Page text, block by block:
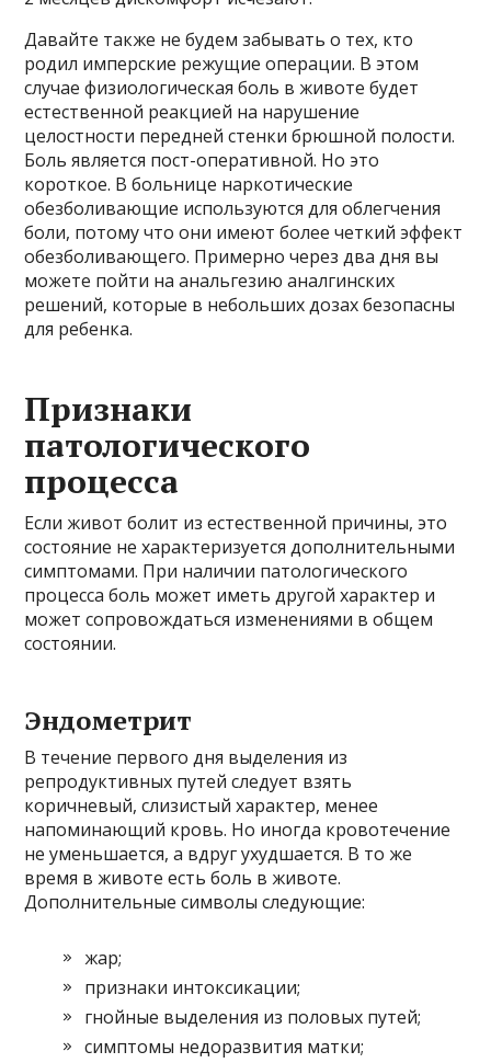
Давайте также не будем забывать о тех, кто
родил имперские режущие операции. В этом
случае физиологическая боль в животе будет
естественной реакцией на нарушение
целостности передней стенки брюшной полости.
Боль является пост-оперативной. Но это
короткое. В больнице наркотические
обезболивающие используются для облегчения
боли, потому что они имеют более четкий эффект
обезболивающего. Примерно через два дня вы
можете пойти на анальгезию аналгинских
решений, которые в небольших дозах безопасны
для ребенка.
Признаки
патологического
процесса
Если живот болит из естественной причины, это
состояние не характеризуется дополнительными
симптомами. При наличии патологического
процесса боль может иметь другой характер и
может сопровождаться изменениями в общем
состоянии.
Эндометрит
В течение первого дня выделения из
репродуктивных путей следует взять
коричневый, слизистый характер, менее
напоминающий кровь. Но иногда кровотечение
не уменьшается, а вдруг ухудшается. В то же
время в животе есть боль в животе.
Дополнительные символы следующие:
жар;
признаки интоксикации;
гнойные выделения из половых путей;
симптомы недоразвития матки;